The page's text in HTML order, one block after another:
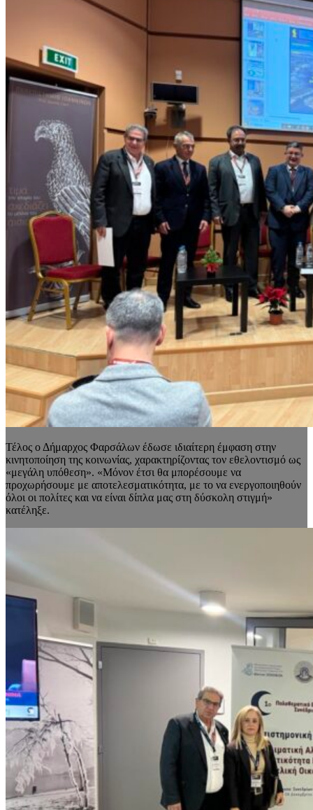
Τέλος ο Δήμαρχος Φαρσάλων έδωσε ιδιαίτερη έμφαση στην
κινητοποίηση της κοινωνίας, χαρακτηρίζοντας τον εθελοντισμό ως
«μεγάλη υπόθεση». «Μόνον έτσι θα μπορέσουμε να
προχωρήσουμε με αποτελεσματικότητα, με το να ενεργοποιηθούν
όλοι οι πολίτες και να είναι δίπλα μας στη δύσκολη στιγμή»
κατέληξε.